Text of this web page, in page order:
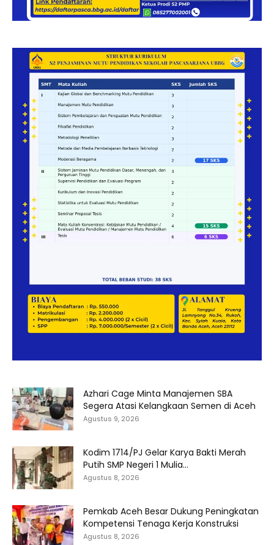
Azhari Cage Minta Manajemen SBA
Segera Atasi Kelangkaan Semen di Aceh
Agustus 9, 2026
Kodim 1714/PJ Gelar Karya Bakti Merah
Putih SMP Negeri 1 Mulia...
Agustus 8, 2026
Pemkab Aceh Besar Dukung Peningkatan
Kompetensi Tenaga Kerja Konstruksi
Agustus 8, 2026